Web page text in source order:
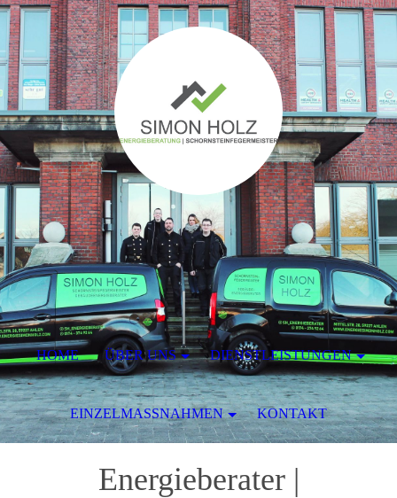
Energieberater|
HOME ÜBER UNS DIENSTLEISTUNGEN
EINZELMASSNAHMEN KONTAKT